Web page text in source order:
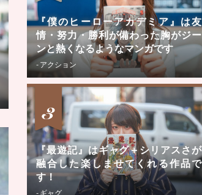
『僕のヒーローアカデミア』は友
情・努力・勝利が備わった胸がジー
ンと熱くなるようなマンガです
- アクション
『最遊記』はギャグ＋シリアスさが
融合した楽しませてくれる作品で
す！
- ギャグ